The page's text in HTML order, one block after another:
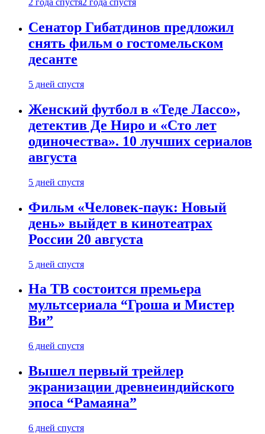
2 года спустя2 года спустя
Сенатор Гибатдинов предложил
снять фильм о гостомельском
десанте
5 дней спустя
Женский футбол в «Теде Лассо»,
детектив Де Ниро и «Сто лет
одиночества». 10 лучших сериалов
августа
5 дней спустя
Фильм «Человек-паук: Новый
день» выйдет в кинотеатрах
России 20 августа
5 дней спустя
На ТВ состоится премьера
мультсериала “Гроша и Мистер
Ви”
6 дней спустя
Вышел первый трейлер
экранизации древнеиндийского
эпоса “Рамаяна”
6 дней спустя